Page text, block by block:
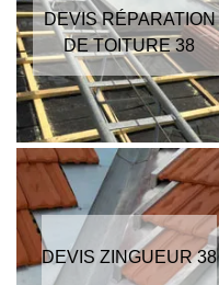
DEVIS RÉPARATION
DE TOITURE 38
DEVIS ZINGUEUR 38